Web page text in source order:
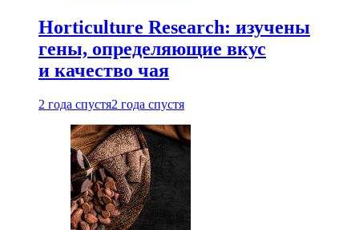
Horticulture Research: изучены
гены, определяющие вкус
и качество чая
2 года спустя2 года спустя